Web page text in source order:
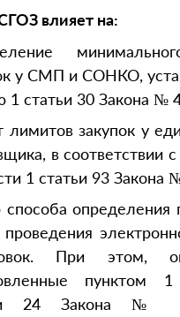
влияет на:
у СМП и СОНКО,
1 статьи 30 Закона №
лимитов закупок у
в соответствии
1 статьи 93 Закона
способа определения
При этом,
пунктом
24 Закона №